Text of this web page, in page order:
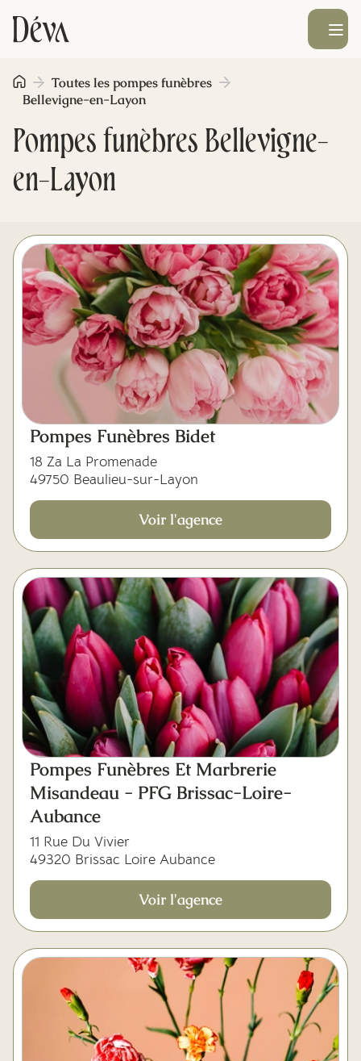
Obsèques
Prévoyance
Monument funéraire
Livraison de fleurs
Blog
Mes dernières volontés
Ouvrir le
Pompes funèbres Bellevigne-
en-Layon
Toutes les pompes funèbres
Bellevigne-en-Layon
Pompes Funèbres Bidet
18 Za La Promenade
49750 Beaulieu-sur-Layon
Voir l'agence
Pompes Funèbres Et Marbrerie
Misandeau - PFG Brissac-Loire-
Aubance
11 Rue Du Vivier
49320 Brissac Loire Aubance
Voir l'agence